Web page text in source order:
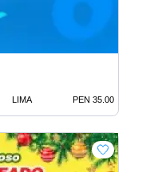
LIMA PEN 35.00